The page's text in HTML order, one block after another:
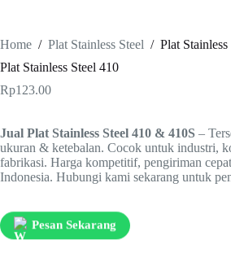
Home / Plat Stainless Steel / Plat
Plat Stainless Steel 410
Rp123.00
Jual Plat Stainless Steel 410 & 410S –
ukuran & ketebalan. Cocok untuk industri,
fabrikasi. Harga kompetitif, pengiriman
Indonesia. Hubungi kami sekarang untuk
Pesan Sekarang